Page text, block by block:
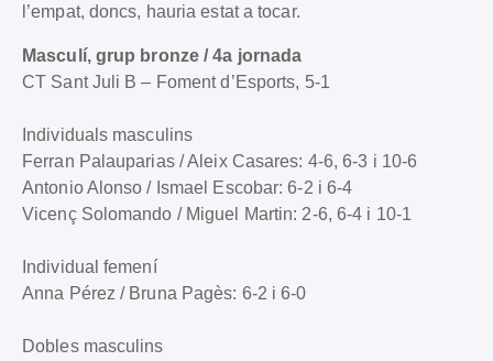
l’empat, doncs, hauria estat a tocar.
Masculí, grup bronze / 4a jornada
CT Sant Juli B – Foment d’Esports, 5-1
Individuals masculins
Ferran Palauparias / Aleix Casares: 4-6, 6-3 i 10-6
Antonio Alonso / Ismael Escobar: 6-2 i 6-4
Vicenç Solomando / Miguel Martin: 2-6, 6-4 i 10-1
Individual femení
Anna Pérez / Bruna Pagès: 6-2 i 6-0
Dobles masculins